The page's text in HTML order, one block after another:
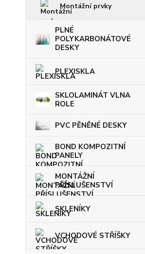
Montážní prvky
PLNÉ
POLYKARBONÁTOVÉ
DESKY
PLEXISKLA
SKLOLAMINÁT VLNA
ROLE
PVC PĚNĚNÉ DESKY
BOND KOMPOZITNÍ
PANELY
MONTÁŽNÍ
PŘÍSLUŠENSTVÍ
SKLENÍKY
VCHODOVÉ STŘÍŠKY